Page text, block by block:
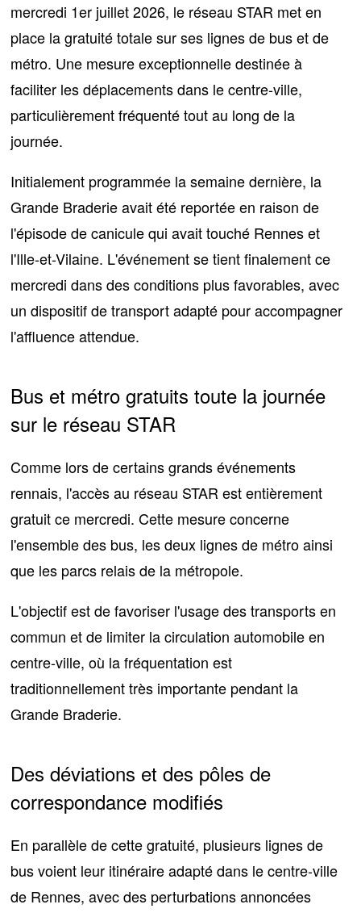
mercredi 1er juillet 2026, le réseau STAR met en
place la gratuité totale sur ses lignes de bus et de
métro. Une mesure exceptionnelle destinée à
faciliter les déplacements dans le centre-ville,
particulièrement fréquenté tout au long de la
journée.
Initialement programmée la semaine dernière, la
Grande Braderie avait été reportée en raisonde
l'épisode de canicule qui avait touché Rennes et
l'Ille-et-Vilaine. L'événement se tient finalement ce
mercredi dans des conditions plus favorables, avec
un dispositif de transport adapté pour accompagner
l'affluence attendue.
Bus et métro gratuits toute la journée
sur le réseau STAR
Comme lors de certains grands événements
rennais, l'accès au réseau STAR estentièrement
gratuit ce mercredi. Cette mesure concerne
l'ensemble des bus, les deux lignes de métro ainsi
que les parcs relais de la métropole.
L'objectif est de favoriser l'usage des transports en
commun et de limiter la circulation automobile en
centre-ville, où la fréquentation est
traditionnellement très importante pendant la
Grande Braderie.
Des déviations et des pôles de
correspondance modifiés
En parallèle de cette gratuité, plusieurs lignes de
bus voient leur itinéraire adaptédans le centre-ville
de Rennes, avec des perturbations annoncées